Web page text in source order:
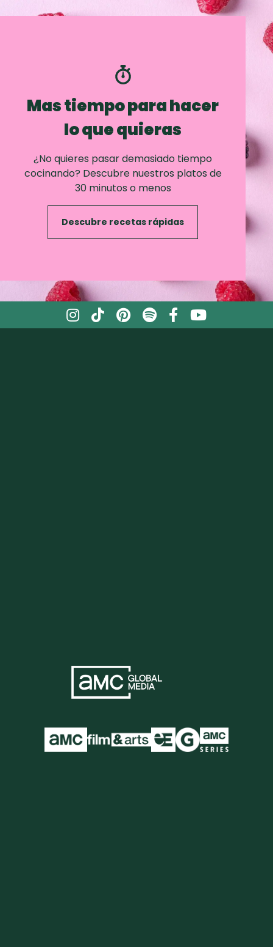
Mas tiempo para hacer
lo que quieras
¿No quieres pasar demasiado tiempo
cocinando? Descubre nuestros platos de
30 minutos o menos
Descubre recetas rápidas